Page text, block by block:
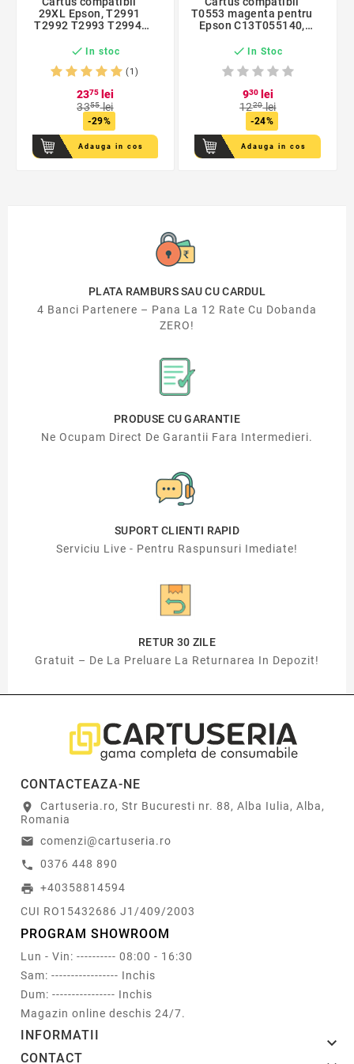
29XL Epson, T2991
T2992 T2993 T2994,
ani
 In stoc
(1)
2375lei
3355lei
-29%
Adauga in cos
T0553 magenta pentru
Epson C13T055140,
Garantie 5 ani
 In Stoc
930lei
1220lei
-24%
Adauga in cos
PLATA RAMBURS SAU CU CARDUL
4 Banci Partenere – Pana La 12 Rate Cu Dobanda
ZERO!
PRODUSE CU GARANTIE
Ne Ocupam Direct De Garantii Fara Intermedieri.
SUPORT CLIENTI RAPID
Serviciu Live - Pentru Raspunsuri Imediate!
RETUR 30 ZILE
Gratuit – De La Preluare La Returnarea In Depozit!
CONTACTEAZA-NE
location_on
Cartuseria.ro, Str Bucuresti nr. 88, Alba Iulia, Alba,
Romania
email comenzi@cartuseria.ro
call 0376 448 890
print +40358814594
CUI RO15432686 J1/409/2003
PROGRAM SHOWROOM
Lun - Vin: ---------- 08:00 - 16:30
Sam: ----------------- Inchis
Dum: ---------------- Inchis
Magazin online deschis 24/7.
INFORMATII 
CONTACT